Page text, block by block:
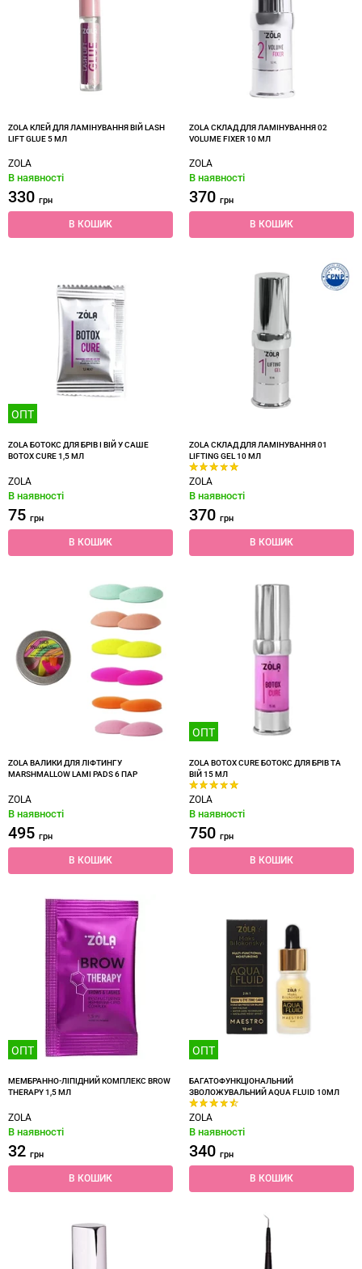
ZOLA КЛЕЙ ДЛЯ ЛАМІНУВАННЯ ВІЙ LASH
LIFT GLUE 5 МЛ
ZOLA
В наявності
330 грн
В КОШИК
ZOLA СКЛАД ДЛЯ ЛАМІНУВАННЯ 02
VOLUME FIXER 10 МЛ
ZOLA
В наявності
370 грн
В КОШИК
ОПТ
ZOLA БОТОКС ДЛЯ БРІВ І ВІЙ У САШЕ
BOTOX CURE 1,5 МЛ
ZOLA
В наявності
75 грн
В КОШИК
ZOLA СКЛАД ДЛЯ ЛАМІНУВАННЯ 01
LIFTING GEL 10 МЛ
ZOLA
В наявності
370 грн
В КОШИК
ZOLA ВАЛИКИ ДЛЯ ЛІФТИНГУ
MARSHMALLOW LAMI PADS 6 ПАР
ZOLA
В наявності
495 грн
В КОШИК
ОПТ
ZOLA BOTOX CURE БОТОКС ДЛЯ БРІВ ТА
ВІЙ 15 МЛ
ZOLA
В наявності
750 грн
В КОШИК
ОПТ
МЕМБРАННО-ЛІПІДНИЙ КОМПЛЕКС BROW
THERAPY 1,5 МЛ
ZOLA
В наявності
32 грн
В КОШИК
ОПТ
БАГАТОФУНКЦІОНАЛЬНИЙ
ЗВОЛОЖУВАЛЬНИЙ AQUA FLUID 10МЛ
ZOLA
В наявності
340 грн
В КОШИК